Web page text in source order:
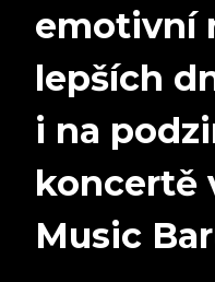
emotivní
lepších
i na
koncertě
Music